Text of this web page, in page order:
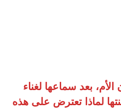
بعد سماعها لغناء
لماذا تعترض على هذه